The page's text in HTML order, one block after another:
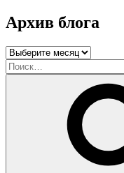
Архив блога
Архив
блога
Искать: